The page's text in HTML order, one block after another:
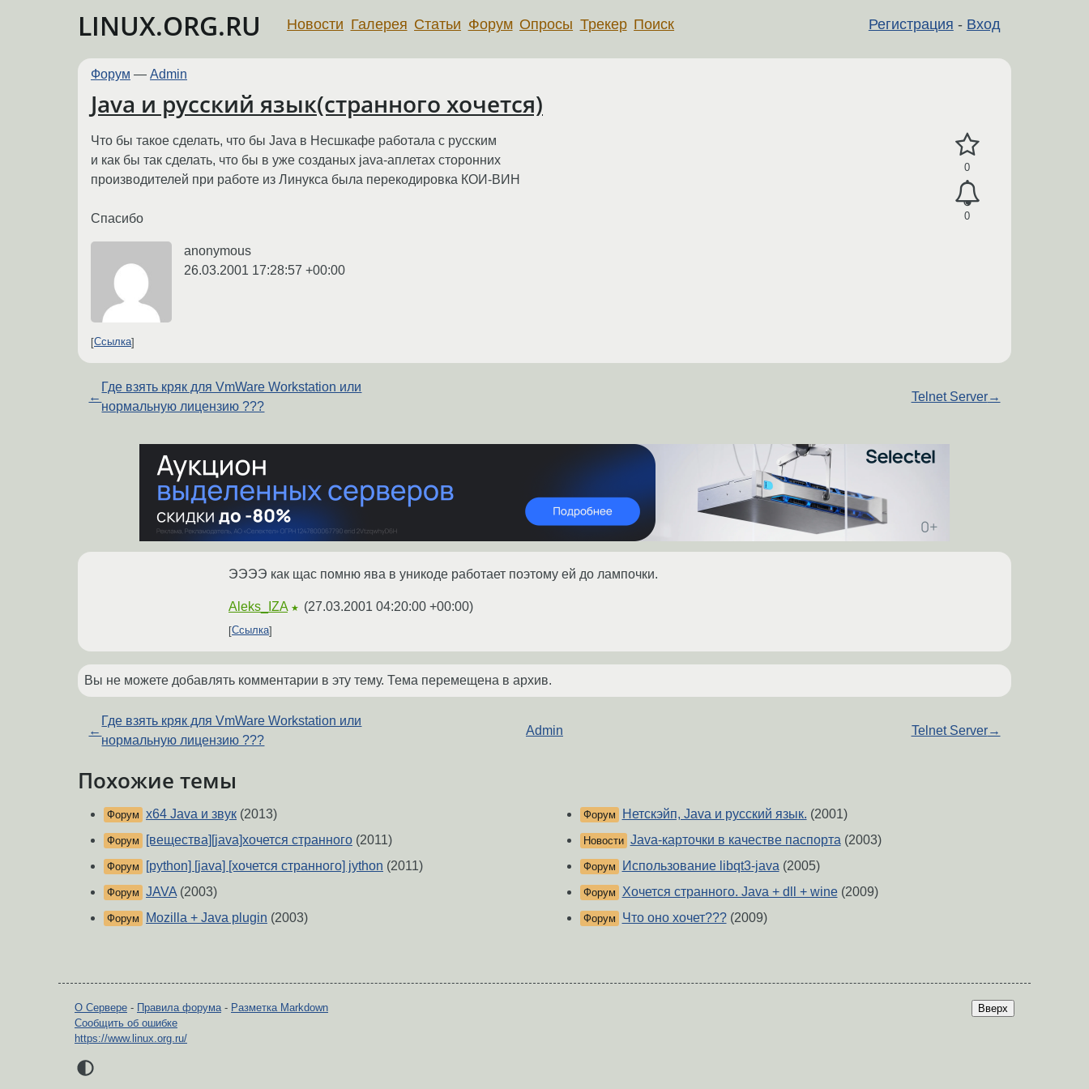
LINUX.ORG.RU Регистрация - Вход
Новости Галерея Статьи Форум Опросы Трекер Поиск
Форум — Admin
Java и русский язык(странного хочется)
0
0
Что бы такое сделать, что бы Java в Несшкафе работала с русским
и как бы так сделать, что бы в уже созданых java-аплетах сторонних
производителей при работе из Линукса была перекодировка КОИ-ВИН
Спасибо
anonymous
26.03.2001 17:28:57 +00:00
Ссылка
←
Где взять кряк для VmWare Workstation или
нормальную лицензию ???
Telnet Server→
ЭЭЭЭ как щас помню ява в уникоде работает поэтому ей до лампочки.
Aleks_IZA ★ (27.03.2001 04:20:00 +00:00)
Ссылка
Вы не можете добавлять комментарии в эту тему. Тема перемещена в архив.
←
Где взять кряк для VmWare Workstation или
нормальную лицензию ???
Admin Telnet Server→
Похожие темы
Форум x64 Java и звук (2013)
Форум [вещества][java]хочется странного (2011)
Форум [python] [java] [хочется странного] jython (2011)
Форум JAVA(2003)
Форум Mozilla + Java plugin (2003)
Форум Нетскэйп, Java и русский язык. (2001)
Новости Java-карточки в качестве паспорта(2003)
Форум Использование libqt3-java(2005)
Форум Хочется странного. Java + dll + wine(2009)
Форум Что оно хочет???(2009)
Вверх
О Сервере - Правила форума- Разметка Markdown
Сообщить об ошибке
https://www.linux.org.ru/